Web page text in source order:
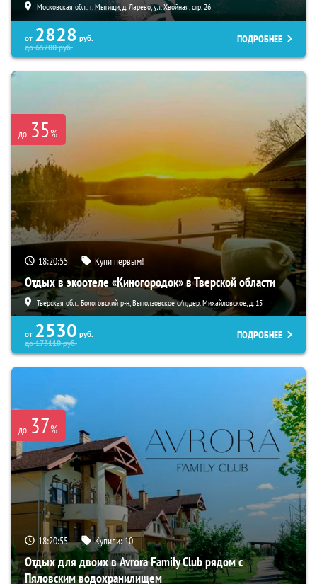
Московская обл., г. Мытищи, д. Ларево, ул. Хвойная, стр. 26
от 2828 руб.
до65700руб.
ПОДРОБНЕЕ
до 35%
18:20:53 Купи первым!
Отдых в экоотеле «Киногородок» в Тверской области
Тверская обл., Бологовский р-н, Выползовское с/п, дер. Михайловское, д. 15
от 2530 руб.
до173110руб.
ПОДРОБНЕЕ
до 37%
18:20:53 Купили:10
Отдых для двоих в Avrora Family Club рядом с
Пяловским водохранилищем